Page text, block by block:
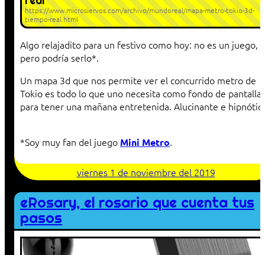
https://www.microsiervos.com/archivo/mundoreal/mapa-metro-tokio-3d-
tiempo-real.html
Algo relajadito para un festivo como hoy: no es un juego,
pero podría serlo*.
Un mapa 3d que nos permite ver el concurrido metro de
Tokio es todo lo que uno necesita como fondo de pantalla
para tener una mañana entretenida. Alucinante e
*Soy muy fan del juego Mini Metro.
viernes 1 de noviembre del 2019
eRosary, el rosario que cuenta tus
pasos